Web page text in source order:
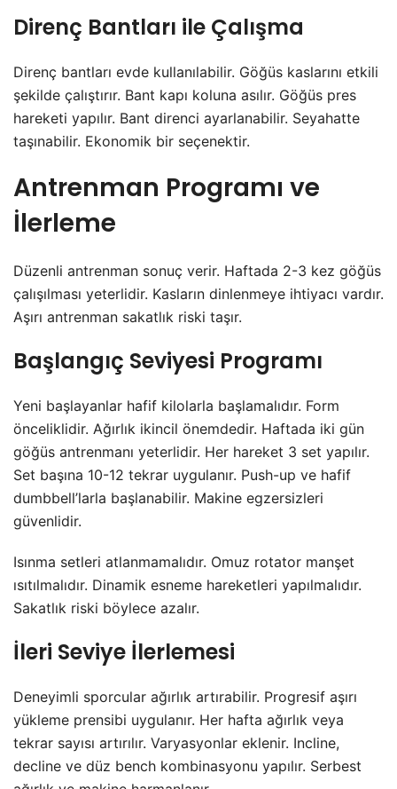
Direnç Bantları ile Çalışma
Direnç bantları evde kullanılabilir. Göğüs kaslarını etkili
şekilde çalıştırır. Bant kapı koluna asılır. Göğüs pres
hareketi yapılır. Bant direnci ayarlanabilir. Seyahatte
taşınabilir. Ekonomik bir seçenektir.
Antrenman Programı ve
İlerleme
Düzenli antrenman sonuç verir. Haftada 2-3 kez göğüs
çalışılması yeterlidir. Kasların dinlenmeye ihtiyacı vardır.
Aşırı antrenman sakatlık riski taşır.
Başlangıç Seviyesi Programı
Yeni başlayanlar hafif kilolarla başlamalıdır. Form
önceliklidir. Ağırlık ikincil önemdedir. Haftada iki gün
göğüs antrenmanı yeterlidir. Her hareket 3 set yapılır.
Set başına 10-12 tekrar uygulanır. Push-up ve hafif
dumbbell’larla başlanabilir. Makine egzersizleri
güvenlidir.
Isınma setleri atlanmamalıdır. Omuz rotator manşet
ısıtılmalıdır. Dinamik esneme hareketleri yapılmalıdır.
Sakatlık riski böylece azalır.
İleri Seviye İlerlemesi
Deneyimli sporcular ağırlık artırabilir. Progresif aşırı
yükleme prensibi uygulanır. Her hafta ağırlık veya
tekrar sayısı artırılır. Varyasyonlar eklenir. Incline,
decline ve düz bench kombinasyonu yapılır. Serbest